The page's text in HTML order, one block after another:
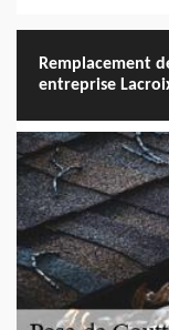
Remplacement
entreprise